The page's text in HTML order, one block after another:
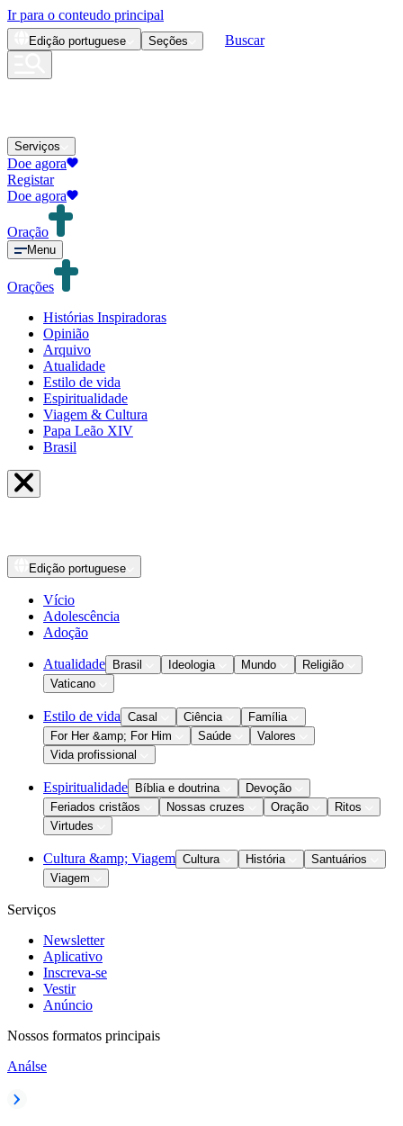
Ir para o conteudo principal
Edição portuguese Seções Buscar
Serviços
Doe agora
Registar
Doe agora
Oração
Menu
Orações
Histórias Inspiradoras
Opinião
Arquivo
Atualidade
Estilo de vida
Espiritualidade
Viagem & Cultura
Papa Leão XIV
Brasil
Edição portuguese
Vício
Adolescência
Adoção
Atualidade Brasil Ideologia Mundo
Religião
Vaticano
Estilo de vida Casal Ciência
Família
For Her &amp; For Him
Saúde
Valores
Vida profissional
Espiritualidade Bíblia e doutrina
Devoção
Feriados cristãos
Nossas cruzes Oração
Ritos
Virtudes
Cultura &amp; Viagem Cultura História
Santuários
Viagem
Serviços
Newsletter
Aplicativo
Inscreva-se
Vestir
Anúncio
Nossos formatos principais
Análse